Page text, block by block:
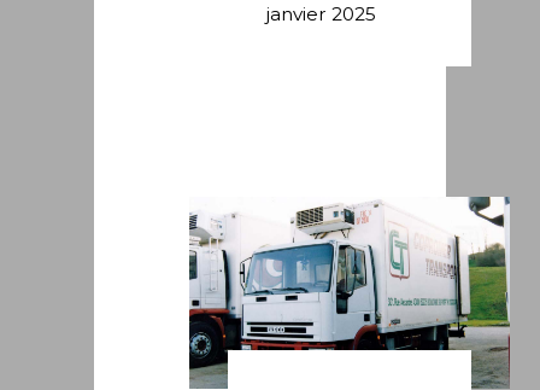
janvier 2025